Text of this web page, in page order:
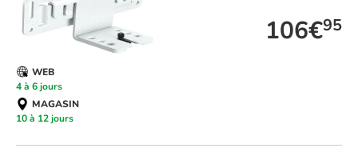
106€95
WEB
4 à 6 jours
MAGASIN
10 à 12 jours